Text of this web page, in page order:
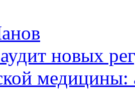
новых
медицины: